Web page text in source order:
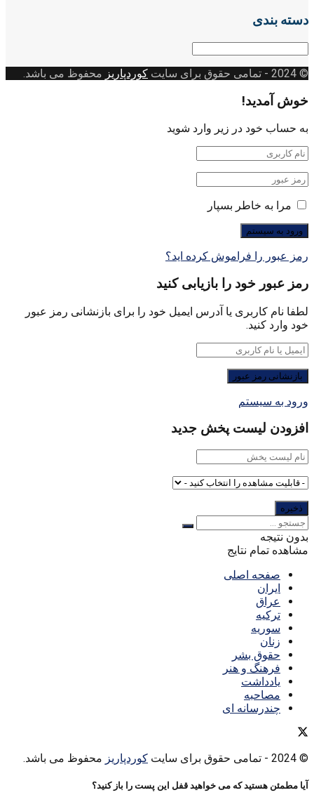
دسته بندی
دسته
© 2024
- تمامی حقوق برای سایت کوردپاریز محفوظ می باشد.
خوش آمدید!
به حساب خود در زیر وارد شوید
مرا به خاطر بسپار
رمز عبور را فراموش کرده اید؟
رمز عبور خود را بازیابی کنید
لطفا نام کاربری یا آدرس ایمیل خود را برای بازنشانی رمز عبور
خود وارد کنید.
ورود به سیستم
افزودن لیست پخش جدید
بدون نتیجه
مشاهده تمام نتایج
صفحه اصلی
ایران
عراق
ترکیه
سوریه
زنان
حقوق بشر
فرهنگ و هنر
یادداشت
مصاحبه
چندرسانه ای
© 2024 - تمامی حقوق برای سایت کوردپاریز محفوظ می باشد.
آیا مطمئن هستید که می خواهید قفل این پست را باز کنید؟